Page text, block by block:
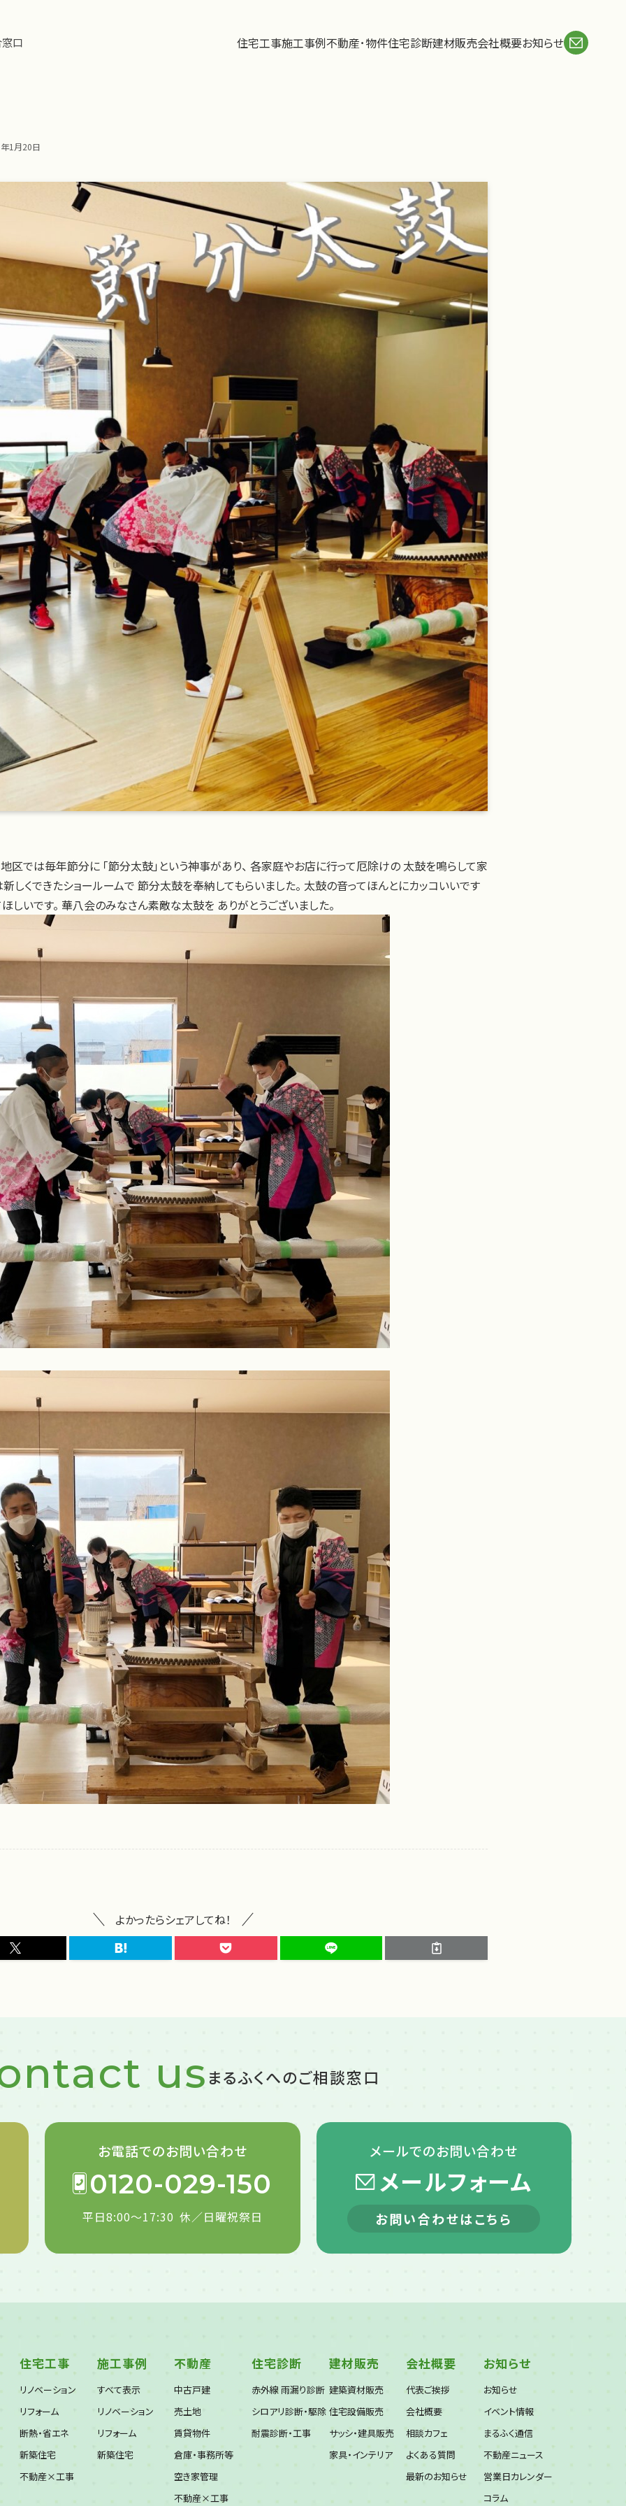
口 住宅工事施工事例不動産･物件住宅診断建材販売会社概要お知らせ
1月20日
区では毎年節分に 「節分太鼓」という神事があり、 各家庭やお店に行って厄除けの 太鼓を鳴らして家
しくできたショールームで 節分太鼓を奉納してもらいました。 太鼓の音ってほんとにカッコいいです
しいです。 華八会のみなさん素敵な太鼓を ありがとうございました。
よかったらシェアしてね！
us まるふくへのご相談窓口
お電話でのお問い合わせ
0120-029-150
平日8:00～17:30 休／日曜祝祭日
メールでのお問い合わせ
メールフォーム
お問い合わせはこちら
住宅工事
リノベーション
リフォーム
断熱・省エネ
新築住宅
不動産×工事
施工事例
すべて表示
リノベーション
リフォーム
新築住宅
不動産
中古戸建
売土地
賃貸物件
倉庫・事務所等
空き家管理
不動産×工事
住宅診断
赤外線 雨漏り診断
シロアリ診断・駆除
耐震診断・工事
建材販売
建築資材販売
住宅設備販売
サッシ・建具販売
家具・インテリア
会社概要
代表ご挨拶
会社概要
相談カフェ
よくある質問
最新のお知らせ
お知らせ
お知らせ
イベント情報
まるふく通信
不動産ニュース
営業日カレンダー
コラム